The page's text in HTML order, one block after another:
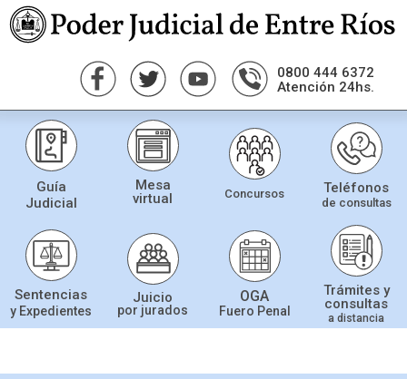
0800 444 6372
Atención 24hs.
Guía
Judicial
Mesa
virtual
Concursos Teléfonos
de consultas
Sentencias
y Expedientes
Juicio
por jurados
OGA
Fuero Penal
Trámites y
consultas
a distancia